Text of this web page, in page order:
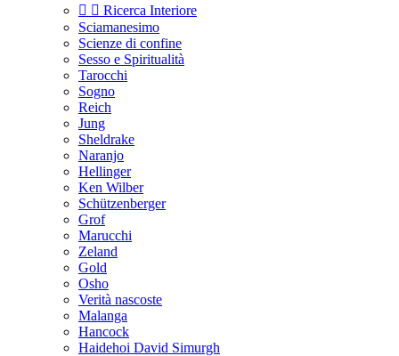
  Ricerca Interiore
Sciamanesimo
Scienze di confine
Sesso e Spiritualità
Tarocchi
Sogno
Reich
Jung
Sheldrake
Naranjo
Hellinger
Ken Wilber
Schützenberger
Grof
Marucchi
Zeland
Gold
Osho
Verità nascoste
Malanga
Hancock
Haidehoi David Simurgh